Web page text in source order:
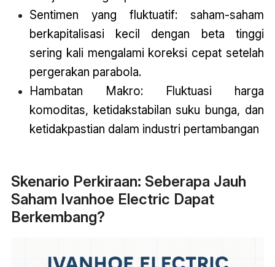
Sentimen yang fluktuatif: saham-saham
berkapitalisasi kecil dengan beta tinggi
sering kali mengalami koreksi cepat setelah
pergerakan parabola.
Hambatan Makro: Fluktuasi harga
komoditas, ketidakstabilan suku bunga, dan
ketidakpastian dalam industri pertambangan
Skenario Perkiraan: Seberapa Jauh
Saham Ivanhoe Electric Dapat
Berkembang?